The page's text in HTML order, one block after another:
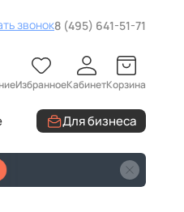
звонок8 (495) 641-51-71
ИзбранноеКабинетКорзина
Для бизнеса